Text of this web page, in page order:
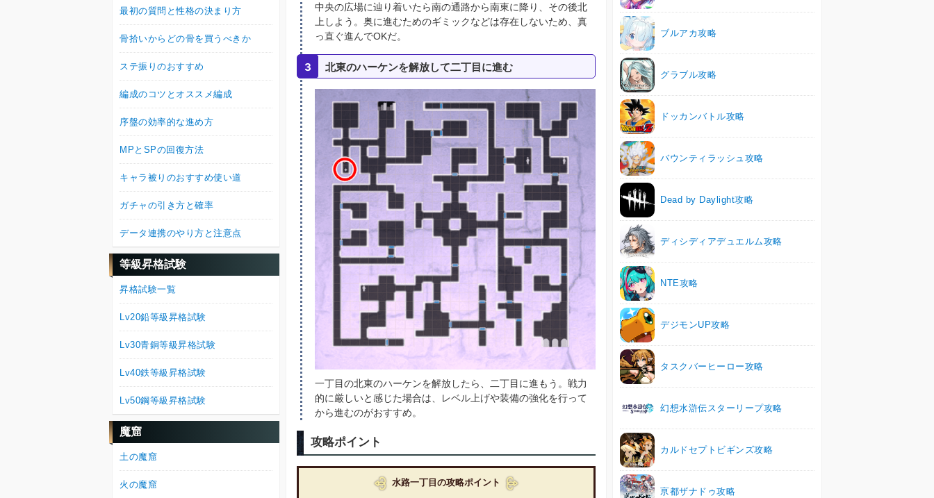
中央の広場に辿り着いたら南の通路から南東に降り、その後北
上しよう。奥に進むためのギミックなどは存在しないため、真
っ直ぐ進んでOKだ。
3 北東のハーケンを解放して二丁目に進む
一丁目の北東のハーケンを解放したら、二丁目に進もう。戦力
的に厳しいと感じた場合は、レベル上げや装備の強化を行って
から進むのがおすすめ。
攻略ポイント
水路一丁目の攻略ポイント
ブルアカ攻略
グラブル攻略
ドッカンバトル攻略
バウンティラッシュ攻略
Dead by Daylight攻略
ディシディアデュエルム攻略
NTE攻略
デジモンUP攻略
タスクバーヒーロー攻略
幻想水滸伝スターリープ攻略
カルドセプトビギンズ攻略
亰都ザナドゥ攻略
最初の質問と性格の決まり方
骨拾いからどの骨を買うべきか
ステ振りのおすすめ
編成のコツとオススメ編成
序盤の効率的な進め方
MPとSPの回復方法
キャラ被りのおすすめ使い道
ガチャの引き方と確率
データ連携のやり方と注意点
等級昇格試験
昇格試験一覧
Lv20鉛等級昇格試験
Lv30青銅等級昇格試験
Lv40鉄等級昇格試験
Lv50鋼等級昇格試験
魔窟
土の魔窟
火の魔窟